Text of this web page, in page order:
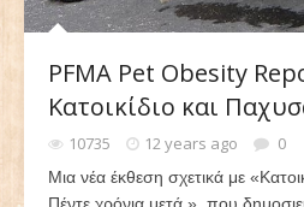
PFMA Pet Obesity
Κατοικίδιο και
10735 12 years ago 0
Μια νέα έκθεση σχετικά με
Πέντε χρόνια μετά », που